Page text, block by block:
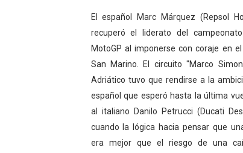
WWE NXT - Myles
Canadian Football
EFA y AFLE 2026 -
Grandes éxitos por
Campeonato de
Campeonato de
El español Marc Márquez (Repsol
recuperó el liderato del
MotoGP al imponerse con coraje en
San Marino. El circuito "Marco
Adriático tuvo que rendirse a la
español que esperó hasta la última
al italiano Danilo Petrucci (Ducati
cuando la lógica hacia pensar que
era mejor que el riesgo de una